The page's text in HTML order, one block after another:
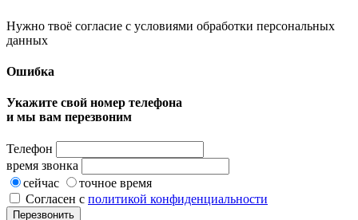
Нужно твоё согласие с условиями обработки персональных
данных
Ошибка
Укажите свой номер телефона
и мы вам перезвоним
Телефон
время звонка
сейчас
точное время
Согласен с политикой конфиденциальности
Перезвонить